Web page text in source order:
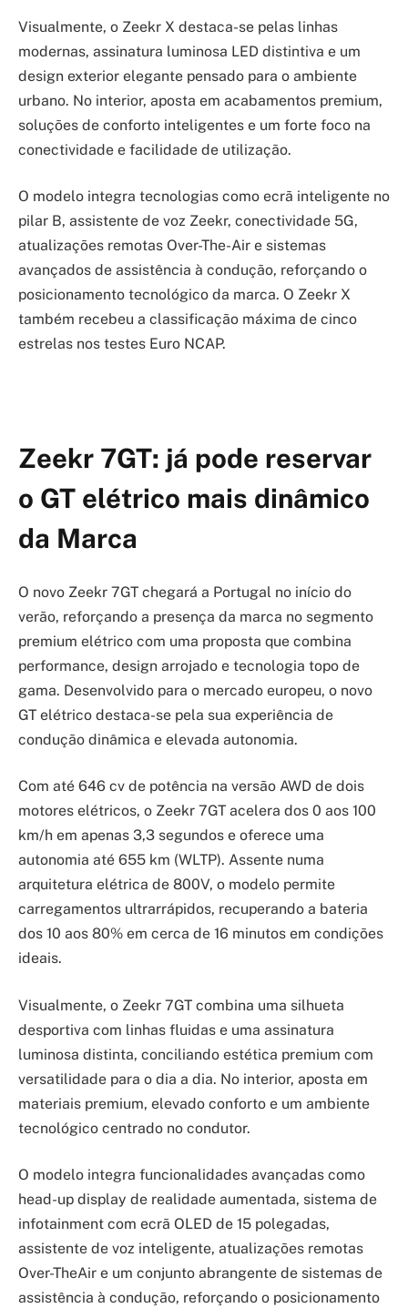
Visualmente, o Zeekr X destaca-se pelas linhas
modernas, assinatura luminosa LED distintiva e um
design exterior elegante pensado para o ambiente
urbano. No interior, aposta em acabamentos premium,
soluções de conforto inteligentes e um forte foco na
conectividade e facilidade de utilização.
O modelo integra tecnologias como ecrã inteligente no
pilar B, assistente de voz Zeekr, conectividade 5G,
atualizações remotas Over-The-Air e sistemas
avançados de assistência à condução, reforçando o
posicionamento tecnológico da marca. O Zeekr X
também recebeu a classificação máxima de cinco
estrelas nos testes Euro NCAP.
Zeekr 7GT: já pode reservar
o GT elétrico mais dinâmico
da Marca
O novo Zeekr 7GT chegará a Portugal no início do
verão, reforçando a presença da marca no segmento
premium elétrico com uma proposta que combina
performance, design arrojado e tecnologia topo de
gama. Desenvolvido para o mercado europeu, o novo
GT elétrico destaca-se pela sua experiência de
condução dinâmica e elevada autonomia.
Com até 646 cv de potência na versão AWD de dois
motores elétricos, o Zeekr 7GT acelera dos 0 aos 100
km/h em apenas 3,3 segundos e oferece uma
autonomia até 655 km (WLTP). Assente numa
arquitetura elétrica de 800V, o modelo permite
carregamentos ultrarrápidos, recuperando a bateria
dos 10 aos 80% em cerca de 16 minutos em condições
ideais.
Visualmente, o Zeekr 7GT combina uma silhueta
desportiva com linhas fluidas e uma assinatura
luminosa distinta, conciliando estética premium com
versatilidade para o dia a dia. No interior, aposta em
materiais premium, elevado conforto e um ambiente
tecnológico centrado no condutor.
O modelo integra funcionalidades avançadas como
head-up display de realidade aumentada, sistema de
infotainment com ecrã OLED de 15 polegadas,
assistente de voz inteligente, atualizações remotas
Over-TheAir e um conjunto abrangente de sistemas de
assistência à condução, reforçando o posicionamento